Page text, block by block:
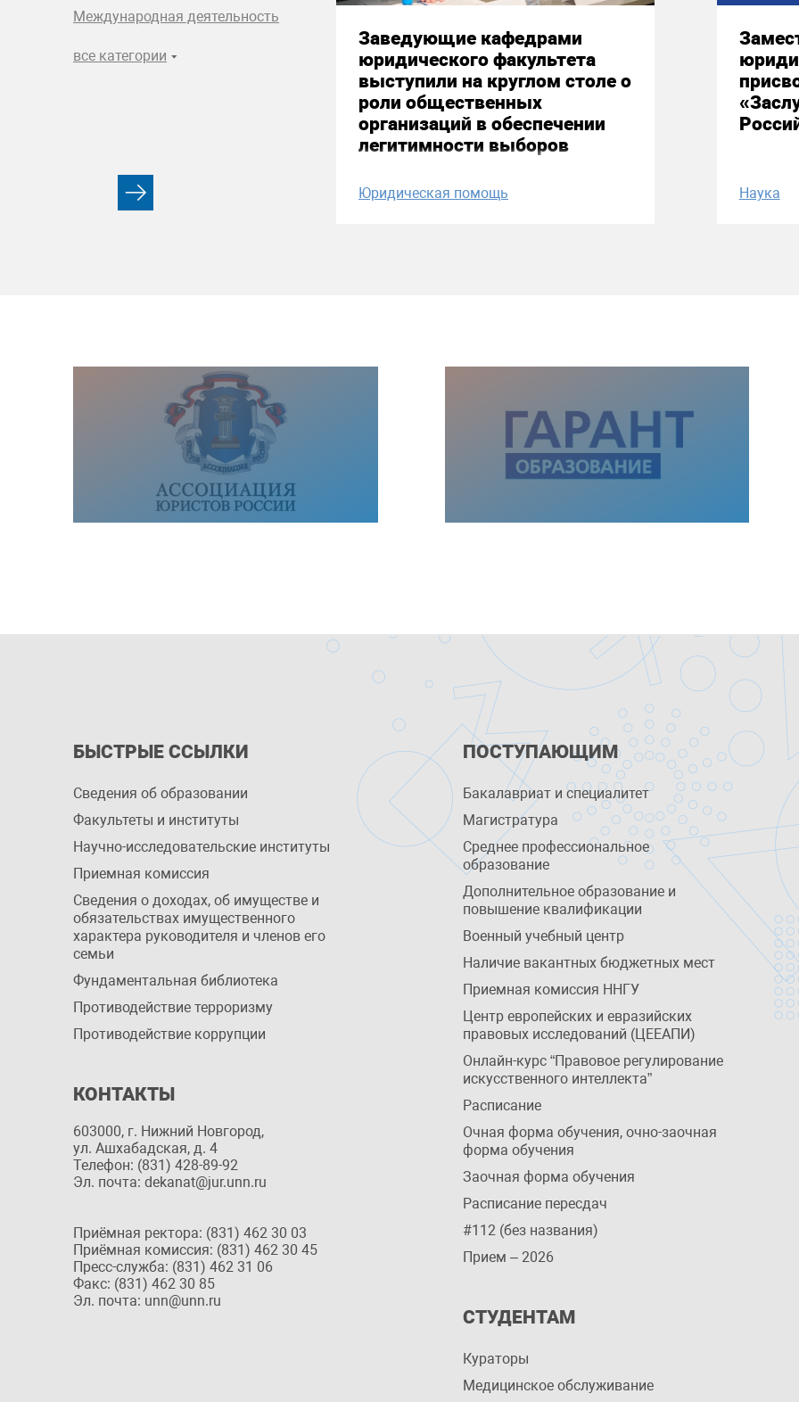
Международная деятельность
все категории
Заведующие кафедрами
юридического факультета
выступили на круглом столе о
роли общественных
организаций в обеспечении
легитимности выборов
Юридическая помощь Наука
БЫСТРЫЕ ССЫЛКИ
Сведения об образовании
Факультеты и институты
Научно-исследовательские институты
Приемная комиссия
Сведения о доходах, об имуществе и
обязательствах имущественного
характера руководителя и членов его
семьи
Фундаментальная библиотека
Противодействие терроризму
Противодействие коррупции
КОНТАКТЫ
603000, г. Нижний Новгород,
ул. Ашхабадская, д. 4
Телефон: (831) 428-89-92
Эл. почта: dekanat@jur.unn.ru
Приёмная ректора: (831) 462 30 03
Приёмная комиссия: (831) 462 30 45
Пресс-служба: (831) 462 31 06
Факс: (831) 462 30 85
Эл. почта: unn@unn.ru
ПОСТУПАЮЩИМ
Бакалавриат и специалитет
Магистратура
Среднее профессиональное
образование
Дополнительное образование и
повышение квалификации
Военный учебный центр
Наличие вакантных бюджетных мест
Приемная комиссия ННГУ
Центр европейских и евразийских
правовых исследований (ЦЕЕАПИ)
Онлайн-курс “Правовое регулирование
искусственного интеллекта”
Расписание
Очная форма обучения, очно-заочная
форма обучения
Заочная форма обучения
Расписание пересдач
#112 (без названия)
Прием – 2026
СТУДЕНТАМ
Кураторы
Медицинское обслуживание